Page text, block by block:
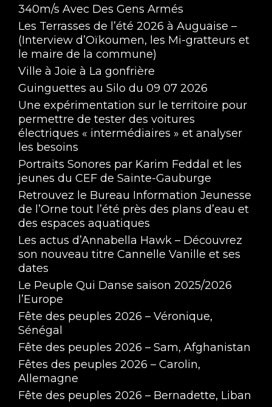
340m/s Avec Des Gens Armés
Les Terrasses de l’été 2026 à Auguaise –
(Interview d’Oïkoumen, les Mi-gratteurs et
le maire de la commune)
Ville à Joie à La gonfrière
Guinguettes au Silo du 09 07 2026
Une expérimentation sur le territoire pour
permettre de tester des voitures
électriques « intermédiaires » et analyser
les besoins
Portraits Sonores par Karim Feddal et les
jeunes du CEF de Sainte-Gauburge
Retrouvez le Bureau Information Jeunesse
de l’Orne tout l’été près des plans d’eau et
des espaces aquatiques
Les actus d’Annabella Hawk – Découvrez
son nouveau titre Cannelle Vanille et ses
dates
Le Peuple Qui Danse saison 2025/2026
l’Europe
Fête des peuples 2026 – Véronique,
Sénégal
Fête des peuples 2026 – Sam, Afghanistan
Fêtes des peuples 2026 – Carolin,
Allemagne
Fête des peuples 2026 – Bernadette, Liban